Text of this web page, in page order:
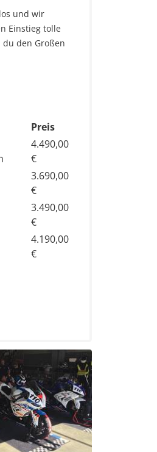
und wir
Einstieg tolle
den Großen
Preis
4.490,00
€
3.690,00
€
3.490,00
€
4.190,00
€